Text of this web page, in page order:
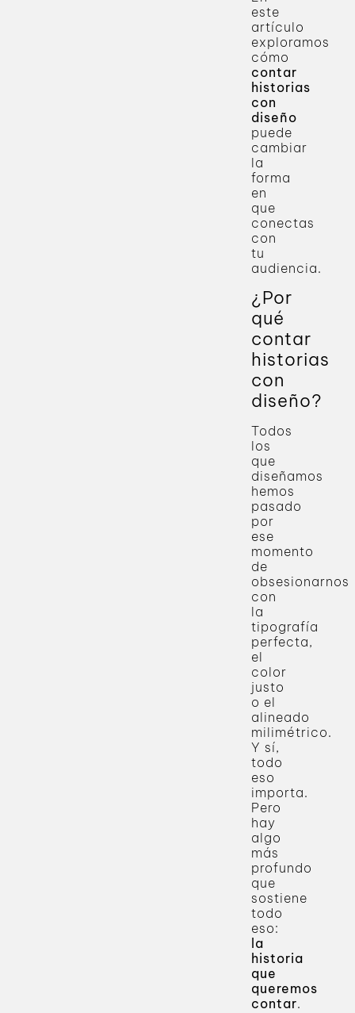
este
artículo
exploramos
cómo
contar
historias
con
diseño
puede
cambiar
la
forma
en
que
conectas
con
tu
audiencia.
¿Por
qué
contar
historias
con
diseño?
Todos
los
que
diseñamos
hemos
pasado
por
ese
momento
de
obsesionarnos
con
la
tipografía
perfecta,
el
color
justo
o el
alineado
milimétrico.
Y sí,
todo
eso
importa.
Pero
hay
algo
más
profundo
que
sostiene
todo
eso:
la
historia
que
queremos
contar.